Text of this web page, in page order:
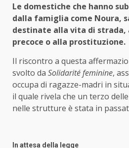
Le domestiche che hanno
dalla famiglia come Noura,
destinate alla vita di
precoce o alla prostituzione.
Il riscontro a questa
svolto da Solidarité feminine,
occupa di ragazze-madri in
il quale rivela che un terzo
nelle strutture è stata in
In attesa della legge